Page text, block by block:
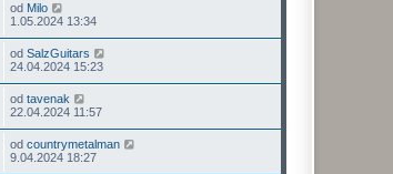
od Milo
1.05.2024 13:34
od SalzGuitars
24.04.2024 15:23
od tavenak
22.04.2024 11:57
od countrymetalman
9.04.2024 18:27